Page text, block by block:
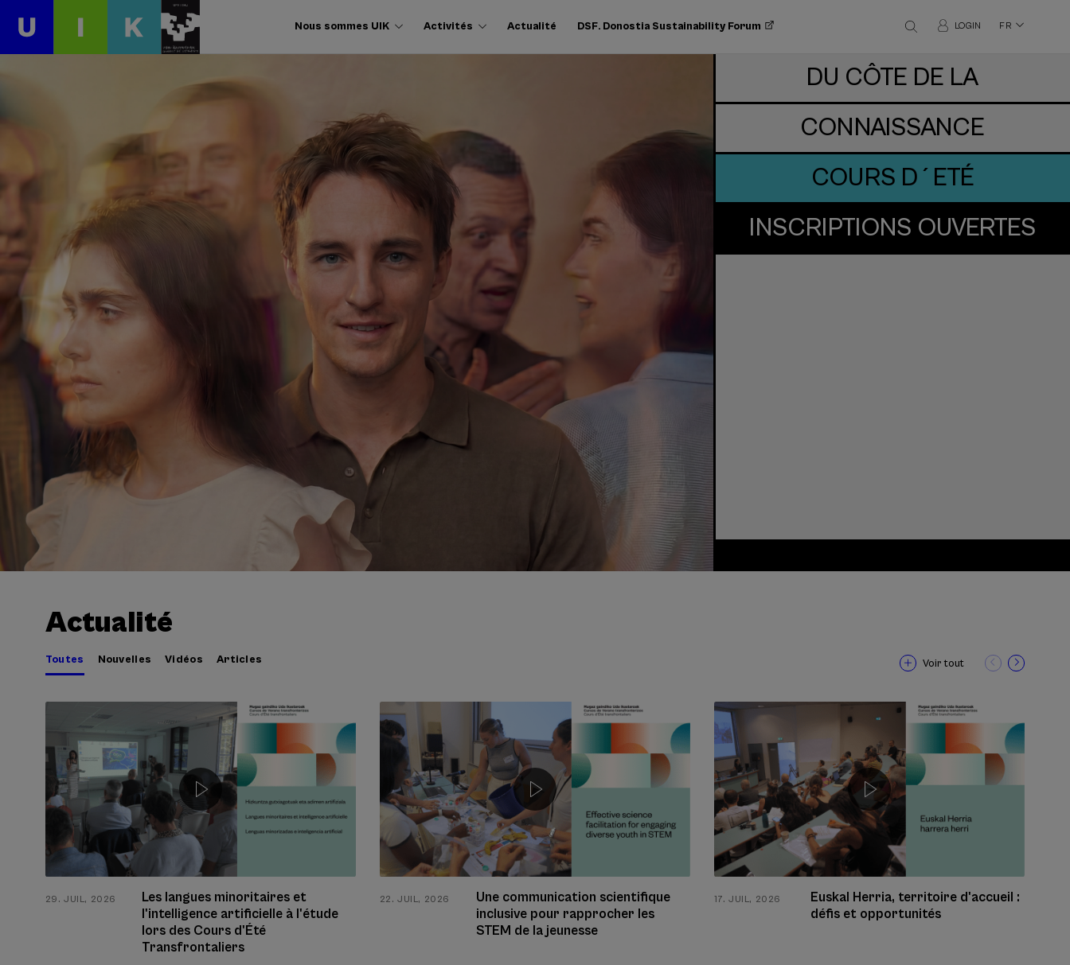
Nous sommes UIK Activités Actualité DSF. Donostia Sustainability Forum LOGIN FR
DU CÔTE DE LA
CONNAISSANCE
COURS D´ETÉ
INSCRIPTIONS OUVERTES
Actualité
Toutes Nouvelles Vidéos Articles Voir tout
29. JUIL, 2026
Les langues minoritaires et
l'intelligence artificielle à l'étude
lors des Cours d'Été
Transfrontaliers
22. JUIL, 2026
Une communication scientifique
inclusive pour rapprocher les
STEM de la jeunesse
17. JUIL, 2026
Euskal Herria, territoire d'accueil :
défis et opportunités